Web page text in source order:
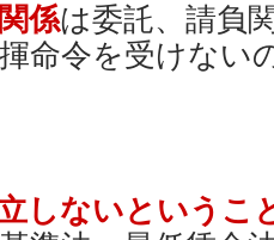
係は委託、請負
命令を受けない
しないというこ